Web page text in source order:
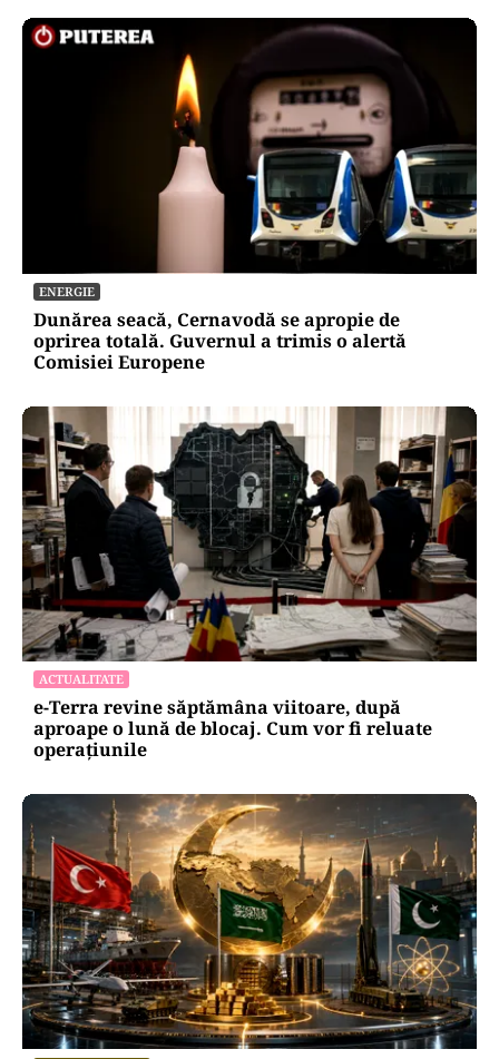
ENERGIE
Dunărea seacă, Cernavodă se apropie de
oprirea totală. Guvernul a trimis o alertă
Comisiei Europene
ACTUALITATE
e-Terra revine săptămâna viitoare, după
aproape o lună de blocaj. Cum vor fi reluate
operațiunile